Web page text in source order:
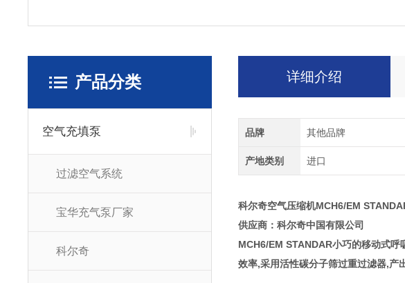
产品分类
空气充填泵
过滤空气系统
宝华充气泵厂家
科尔奇
详细介绍
品牌 其他品牌
产地类别 进口
科尔奇空气压缩机MCH6/EM
供应商：科尔奇中国有限公司
MCH6/EM STANDAR小巧的移动式
效率,采用活性碳分子筛过重过滤器,产